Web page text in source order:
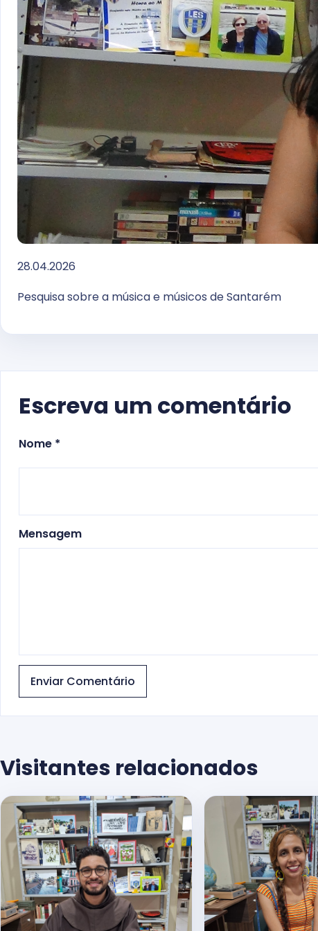
28.04.2026
Pesquisa sobre a música e músicos de Santarém
Escreva um comentário
Nome *
Mensagem
Enviar Comentário
Visitantes relacionados